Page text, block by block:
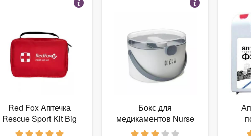
Red Fox Аптечка
Rescue Sport Kit Big
Бокс для
медикаментов Nurse
(Balvi)